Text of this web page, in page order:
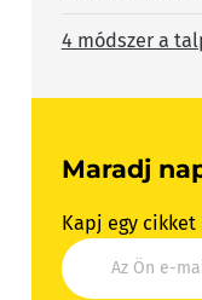
4 módszer a
Maradj
Kapj egy